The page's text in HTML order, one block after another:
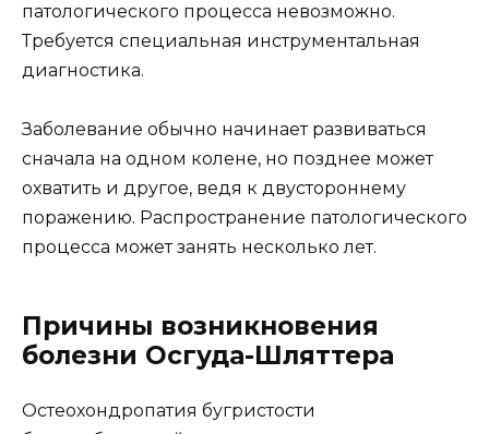
патологического процесса невозможно.
Требуется специальная инструментальная
диагностика.
Заболевание обычно начинает развиваться
сначала на одном колене, но позднее может
охватить и другое, ведя к двустороннему
поражению. Распространение патологического
процесса может занять несколько лет.
Причины возникновения
болезни Осгуда-Шляттера
Остеохондропатия бугристости